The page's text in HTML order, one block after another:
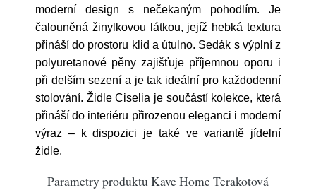
moderní design s nečekaným pohodlím. Je
čalouněná žinylkovou látkou, jejíž hebká textura
přináší do prostoru klid a útulno. Sedák s výplní z
polyuretanové pěny zajišťuje příjemnou oporu i
při delším sezení a je tak ideální pro každodenní
stolování. Židle Ciselia je součástí kolekce, která
přináší do interiéru přirozenou eleganci i moderní
výraz – k dispozici je také ve variantě jídelní
židle.
Parametry produktu Kave Home Terakotová